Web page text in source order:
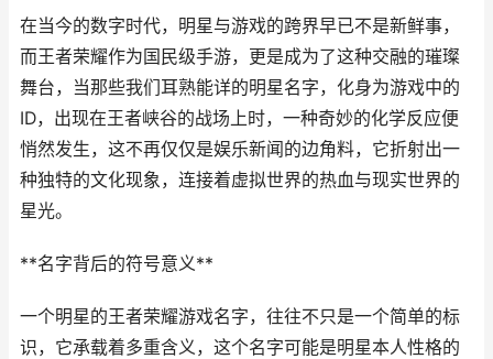
在当今的数字时代，明星与游戏的跨界早已不是新鲜事，
而王者荣耀作为国民级手游，更是成为了这种交融的璀璨
舞台，当那些我们耳熟能详的明星名字，化身为游戏中的
ID，出现在王者峡谷的战场上时，一种奇妙的化学反应便
悄然发生，这不再仅仅是娱乐新闻的边角料，它折射出一
种独特的文化现象，连接着虚拟世界的热血与现实世界的
星光。
**名字背后的符号意义**
一个明星的王者荣耀游戏名字，往往不只是一个简单的标
识，它承载着多重含义，这个名字可能是明星本人性格的